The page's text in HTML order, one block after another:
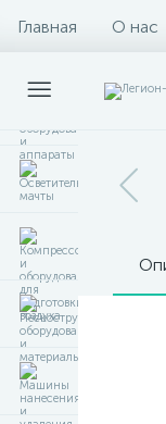
Главная О нас